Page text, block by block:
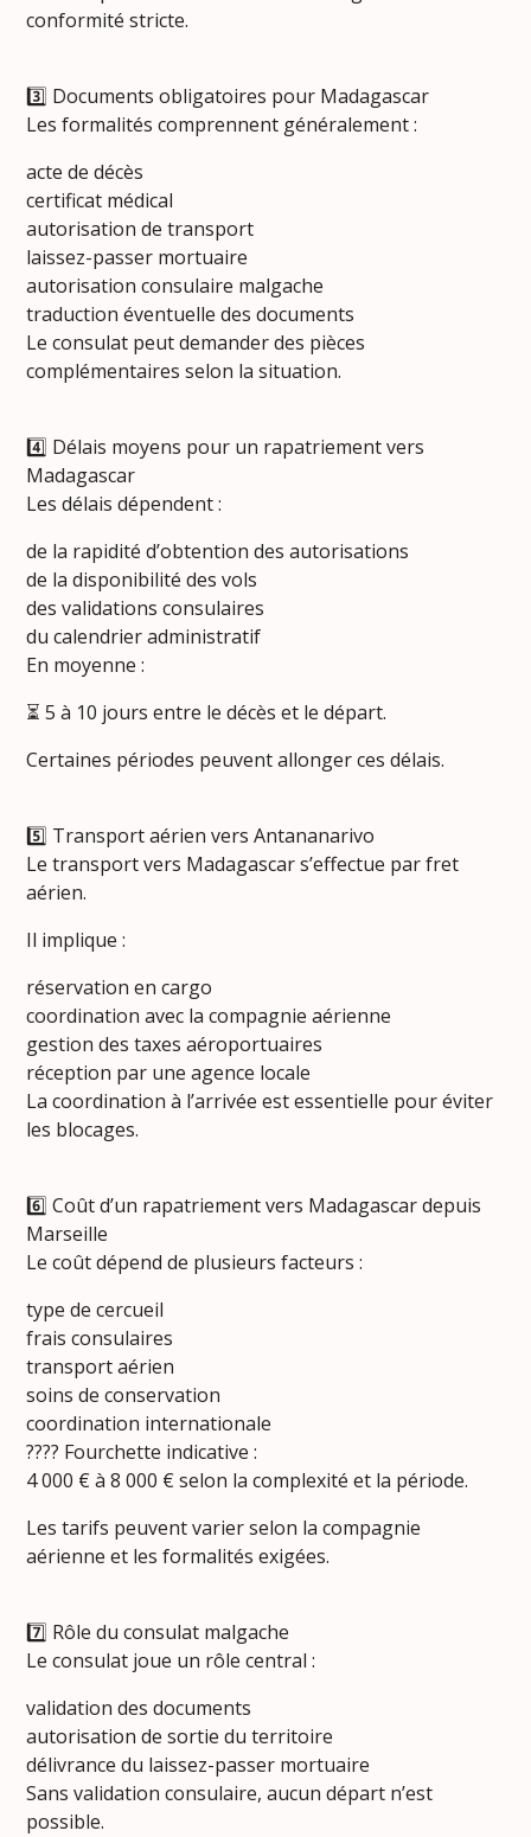
conformité stricte.
3️⃣ Documents obligatoires pour Madagascar
Les formalités comprennent généralement :
acte de décès
certificat médical
autorisation de transport
laissez-passer mortuaire
autorisation consulaire malgache
traduction éventuelle des documents
Le consulat peut demander des pièces
complémentaires selon la situation.
4️⃣ Délais moyens pour un rapatriement vers
Madagascar
Les délais dépendent :
de la rapidité d’obtention des autorisations
de la disponibilité des vols
des validations consulaires
du calendrier administratif
En moyenne :
⏳ 5 à 10 jours entre le décès et le départ.
Certaines périodes peuvent allonger ces délais.
5️⃣ Transport aérien vers Antananarivo
Le transport vers Madagascar s’effectue par fret
aérien.
Il implique :
réservation en cargo
coordination avec la compagnie aérienne
gestion des taxes aéroportuaires
réception par une agence locale
La coordination à l’arrivée est essentielle pour éviter
les blocages.
6️⃣ Coût d’un rapatriement vers Madagascar depuis
Marseille
Le coût dépend de plusieurs facteurs :
type de cercueil
frais consulaires
transport aérien
soins de conservation
coordination internationale
???? Fourchette indicative :
4 000 € à 8 000 € selon la complexité et la période.
Les tarifs peuvent varier selon la compagnie
aérienne et les formalités exigées.
7️⃣ Rôle du consulat malgache
Le consulat joue un rôle central :
validation des documents
autorisation de sortie du territoire
délivrance du laissez-passer mortuaire
Sans validation consulaire, aucun départ n’est
possible.